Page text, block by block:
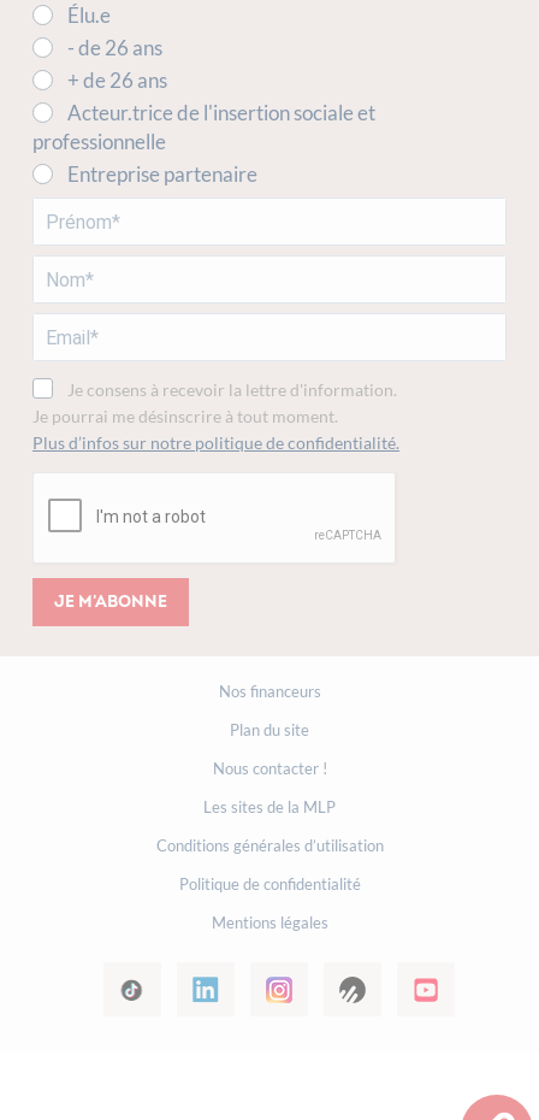
Élu.e
- de 26 ans
+ de 26 ans
Acteur.trice de l'insertion sociale et
professionnelle
Entreprise partenaire
Je consens à recevoir la lettre d'information.
Je pourrai me désinscrire à tout moment.
Plus d’infos sur notre politique de confidentialité.
Je m'abonne
Nos financeurs
Plan du site
Nous contacter !
Les sites de la MLP
Conditions générales d’utilisation
Politique de confidentialité
Mentions légales